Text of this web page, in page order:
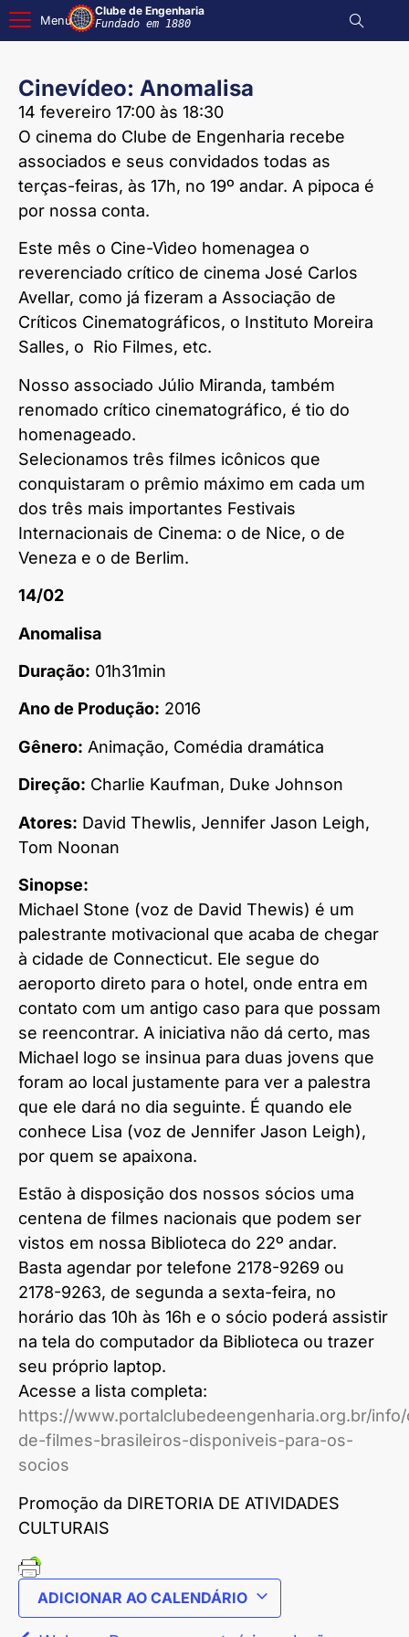
Menu
Clube de Engenharia
Fundado em 1880
Cinevídeo: Anomalisa
14 fevereiro 17:00 às 18:30
O cinema do Clube de Engenharia recebe
associados e seus convidados todas as
terças-feiras, às 17h, no 19º andar. A pipoca é
por nossa conta.
Este mês o Cine-Vìdeo homenagea o
reverenciado crítico de cinema José Carlos
Avellar, como já fizeram a Associação de
Críticos Cinematográficos, o Instituto Moreira
Salles, o Rio Filmes, etc.
Nosso associado Júlio Miranda, também
renomado crítico cinematográfico, é tio do
homenageado.
Selecionamos três filmes icônicos que
conquistaram o prêmio máximo em cada um
dos três mais importantes Festivais
Internacionais de Cinema: o de Nice, o de
Veneza e o de Berlim.
14/02
Anomalisa
Duração: 01h31min
Ano de Produção: 2016
Gênero: Animação, Comédia dramática
Direção: Charlie Kaufman, Duke Johnson
Atores: David Thewlis, Jennifer Jason Leigh,
Tom Noonan
Sinopse:
Michael Stone (voz de David Thewis) é um
palestrante motivacional que acaba de chegar
à cidade de Connecticut. Ele segue do
aeroporto direto para o hotel, onde entra em
contato com um antigo caso para que possam
se reencontrar. A iniciativa não dá certo, mas
Michael logo se insinua para duas jovens que
foram ao local justamente para ver a palestra
que ele dará no dia seguinte. É quando ele
conhece Lisa (voz de Jennifer Jason Leigh),
por quem se apaixona.
Estão à disposição dos nossos sócios uma
centena de filmes nacionais que podem ser
vistos em nossa Biblioteca do 22º andar.
Basta agendar por telefone 2178-9269 ou
2178-9263, de segunda a sexta-feira, no
horário das 10h às 16h e o sócio poderá assistir
na tela do computador da Biblioteca ou trazer
seu próprio laptop.
Acesse a lista completa:
https://www.portalclubedeengenharia.org.br/
de-filmes-brasileiros-disponiveis-para-os-
socios
Promoção da DIRETORIA DE ATIVIDADES
CULTURAIS
ADICIONAR AO CALENDÁRIO